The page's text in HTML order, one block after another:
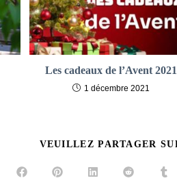
Les cadeaux de l’Avent 2021
1 décembre 2021
VEUILLEZ PARTAGER
Ouvrir
Ouvrir
Ouvrir
Ouvrir